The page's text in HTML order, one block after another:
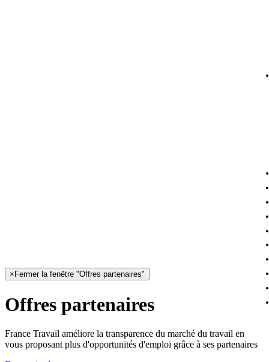
× Fermer la fenêtre "Offres partenaires"
Offres partenaires
France Travail améliore la transparence du marché du travail en
vous proposant plus d'opportunités d'emploi grâce à ses partenaires